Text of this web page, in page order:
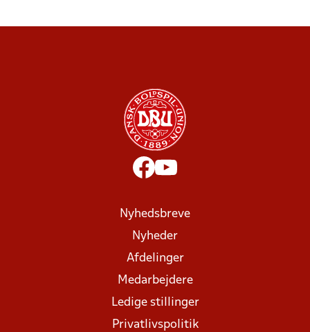
Nyhedsbreve
Nyheder
Afdelinger
Medarbejdere
Ledige stillinger
Privatlivspolitik